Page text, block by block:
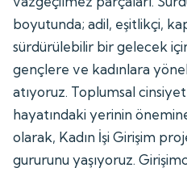
boyutunda; adil, eşitlikçi,
sürdürülebilir bir gelecek
gençlere ve kadınlara
atıyoruz. Toplumsal
hayatındaki yerinin
olarak, Kadın İşi Girişim
gururunu yaşıyoruz.